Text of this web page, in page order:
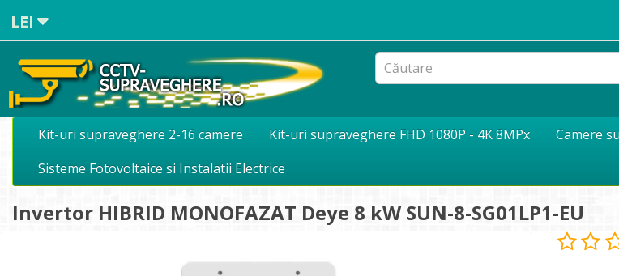
LEI
Kit-uri supraveghere 2-16 camere Kit-uri supraveghere FHD 1080P - 4K 8MPx Camere
Sisteme Fotovoltaice si Instalatii Electrice
Invertor HIBRID MONOFAZAT Deye 8 kW SUN-8-SG01LP1-EU